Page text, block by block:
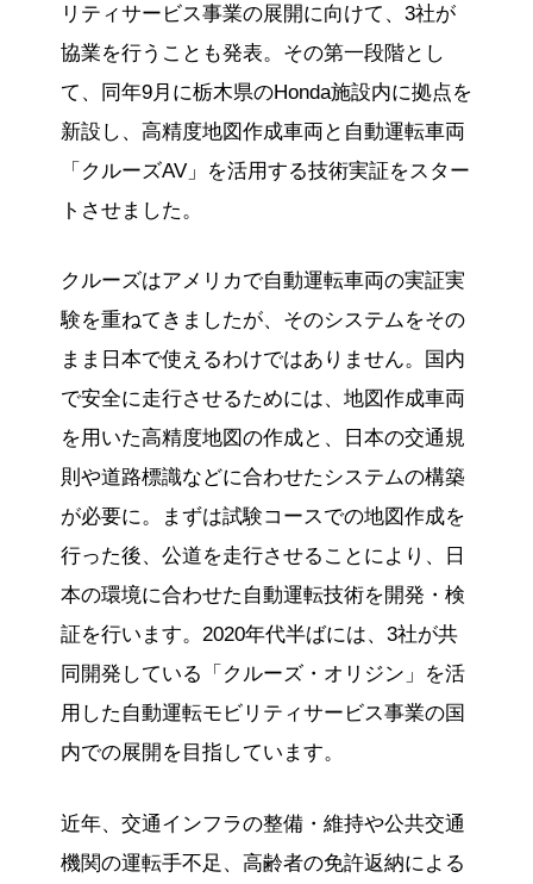
リティサービス事業の展開に向けて、3社が
協業を行うことも発表。その第一段階とし
て、同年9月に栃木県のHonda施設内に拠点を
新設し、高精度地図作成車両と自動運転車両
「クルーズAV」を活用する技術実証をスター
トさせました。
クルーズはアメリカで自動運転車両の実証実
験を重ねてきましたが、そのシステムをその
まま日本で使えるわけではありません。国内
で安全に走行させるためには、地図作成車両
を用いた高精度地図の作成と、日本の交通規
則や道路標識などに合わせたシステムの構築
が必要に。まずは試験コースでの地図作成を
行った後、公道を走行させることにより、⽇
本の環境に合わせた自動運転技術を開発・検
証を行います。2020年代半ばには、3社が共
同開発している「クルーズ・オリジン」を活
用した自動運転モビリティサービス事業の国
内での展開を目指しています。
近年、交通インフラの整備・維持や公共交通
機関の運転手不足、高齢者の免許返納による